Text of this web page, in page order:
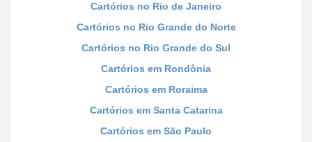
Cartórios no Rio de Janeiro
Cartórios no Rio Grande do Norte
Cartórios no Rio Grande do Sul
Cartórios em Rondônia
Cartórios em Roraima
Cartórios em Santa Catarina
Cartórios em São Paulo